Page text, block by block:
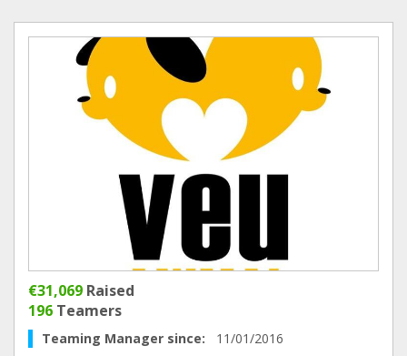
€31,069 Raised
196 Teamers
Teaming Manager since: 11/01/2016